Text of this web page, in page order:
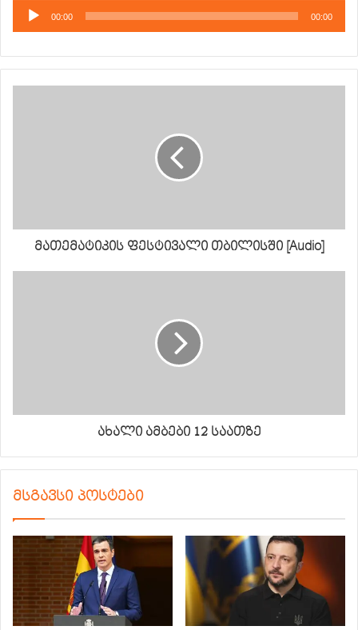
აუდიო
დამკვრელი
00:00 00:00
მათემატიკის ფესტივალი თბილისში [Audio]
ახალი ამბები 12 საათზე
მსგავსი პოსტები